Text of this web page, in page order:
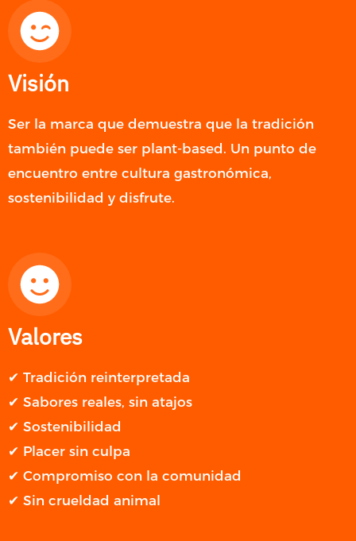
Visión
Ser la marca que demuestra que la tradición
también puede ser plant-based. Un punto de
encuentro entre cultura gastronómica,
sostenibilidad y disfrute.
Valores
✔ Tradición reinterpretada
✔ Sabores reales, sin atajos
✔ Sostenibilidad
✔ Placer sin culpa
✔ Compromiso con la comunidad
✔ Sin crueldad animal